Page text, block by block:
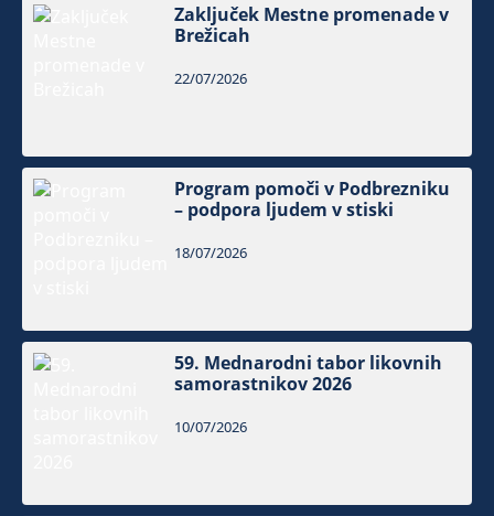
Zaključek Mestne promenade v
Brežicah
22/07/2026
Program pomoči v Podbrezniku
– podpora ljudem v stiski
18/07/2026
59. Mednarodni tabor likovnih
samorastnikov 2026
10/07/2026